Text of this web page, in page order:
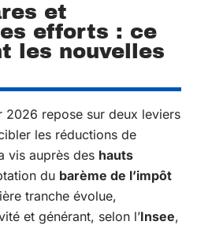
et
efforts : ce
les nouvelles
2026 repose sur deux leviers
les réductions de
vis auprès des hauts
du barème de l’impôt
tranche évolue,
et générant, selon l’Insee,